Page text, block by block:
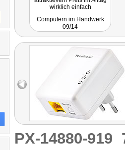
wirklich einfach
auch sehr zuverlässig."
Computern im Handwerk
09/14
PX-14880-919